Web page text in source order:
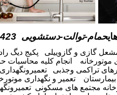
حمام-توالت-دستشویی
گازی و گازوییلی
پکیج دیگ
موتورخانه انجام کلیه محاسبات
تراکمی وجذبی
تعمیر و نگهداری
مجتمع های مسکونی